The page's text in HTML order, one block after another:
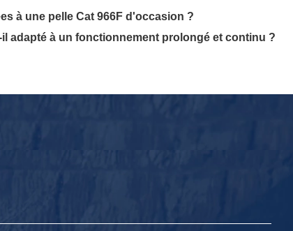
à une pelle Cat 966F d'occasion ?
adapté à un fonctionnement prolongé et continu ?